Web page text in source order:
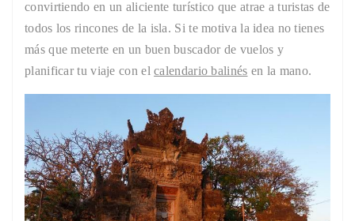
convirtiendo en un aliciente turístico que atrae a turistas de
todos los rincones de la isla. Si te motiva la idea no tienes
más que meterte en un buen buscador de vuelos y
planificar tu viaje con elcalendario balinés en la mano.